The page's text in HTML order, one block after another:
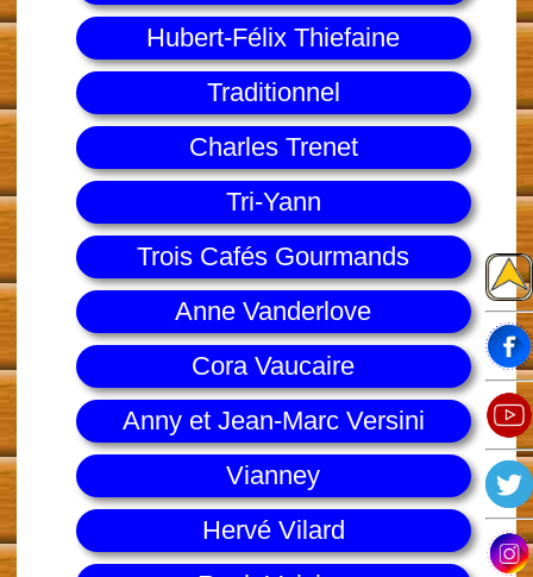
Hubert-Félix Thiefaine
Traditionnel
Charles Trenet
Tri-Yann
Trois Cafés Gourmands
Anne Vanderlove
Cora Vaucaire
Anny et Jean-Marc Versini
Vianney
Hervé Vilard